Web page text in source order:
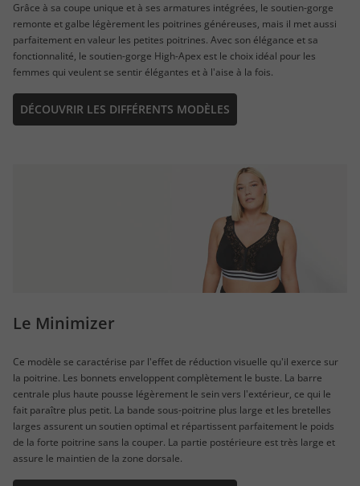
Grâce à sa coupe unique et à ses armatures intégrées, le soutien-gorge
remonte et galbe légèrement les poitrines généreuses, mais il met aussi
parfaitement en valeur les petites poitrines. Avec son élégance et sa
fonctionnalité, le soutien-gorge High-Apex est le choix idéal pour les
femmes qui veulent se sentir élégantes et à l'aise à la fois.
DÉCOUVRIR LES DIFFÉRENTS MODÈLES
Le Minimizer
Ce modèle se caractérise par l'effet de réduction visuelle qu'il exerce sur
la poitrine. Les bonnets enveloppent complètement le buste. La barre
centrale plus haute pousse légèrement le sein vers l'extérieur, ce qui le
fait paraître plus petit. La bande sous-poitrine plus large et les bretelles
larges assurent un soutien optimal et répartissent parfaitement le poids
de la forte poitrine sans la couper. La partie postérieure est très large et
assure le maintien de la zone dorsale.